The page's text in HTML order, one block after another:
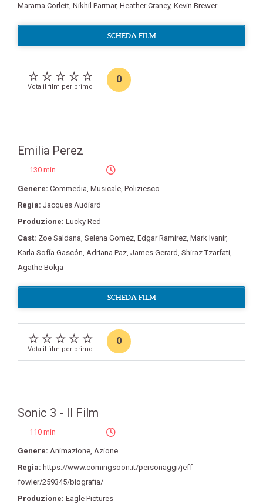
Marama Corlett Nikhil Parmar, Heather Craney, Kevin Brewer
SCHEDA FILM
Vota il film per primo
0
Emilia Perez
130 min
Genere: Commedia, Musicale, Poliziesco
Regia: Jacques Audiard
Produzione: Lucky Red
Cast: Zoe Saldana, Selena Gomez, Edgar Ramirez, Mark Ivanir,
Karla Sofía Gascón, Adriana Paz, James Gerard, Shiraz Tzarfati,
Agathe Bokja
SCHEDA FILM
Vota il film per primo
0
Sonic 3 - Il Film
110 min
Genere: Animazione Azione
Regia: https://www.comingsoon.it/personaggi/jeff-
fowler/259345/biografia/
Produzione: Eagle Pictures